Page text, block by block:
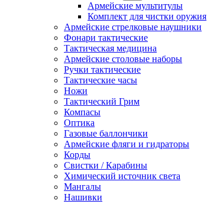
Армейские мультитулы
Комплект для чистки оружия
Армейские стрелковые наушники
Фонари тактические
Тактическая медицина
Армейские столовые наборы
Ручки тактические
Тактические часы
Ножи
Тактический Грим
Компасы
Оптика
Газовые баллончики
Армейские фляги и гидраторы
Корды
Свистки / Карабины
Химический источник света
Мангалы
Нашивки